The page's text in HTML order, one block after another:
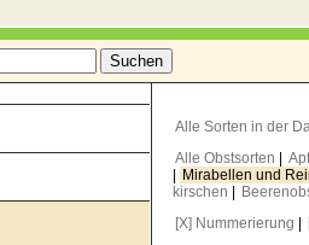
Alle Sorten in der
Alle Obstsorten
Mirabellen und
kirschen
[X] Nummerierung